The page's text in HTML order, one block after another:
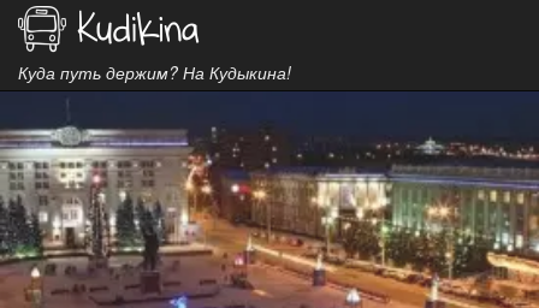
Куда путь держим? На Кудыкина!